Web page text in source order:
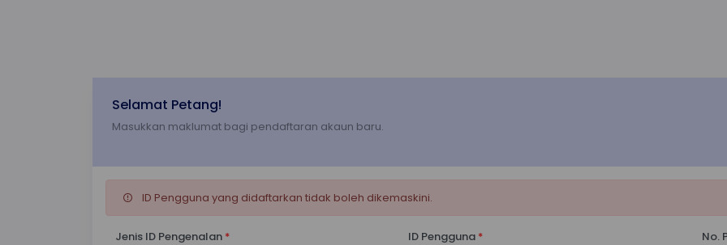
Selamat Petang!
Masukkan maklumat bagi pendaftaran akaun baru.
ID Pengguna yang didaftarkan tidak boleh dikemaskini.
Jenis ID Pengenalan * ID Pengguna * No.